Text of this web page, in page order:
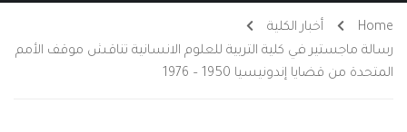
Home
أخبار الكلية
رسالة ماجستير في كلية التربية للعلوم الانسانية تناقش موقف الأمم
المتحدة من قضايا إندونيسيا 1950 – 1976